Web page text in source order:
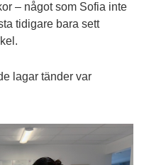
– något som Sofia inte
tidigare bara sett
lagar tänder var